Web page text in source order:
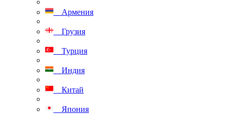
Армения
Грузия
Турция
Индия
Китай
Япония